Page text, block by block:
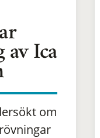
av Ica
om